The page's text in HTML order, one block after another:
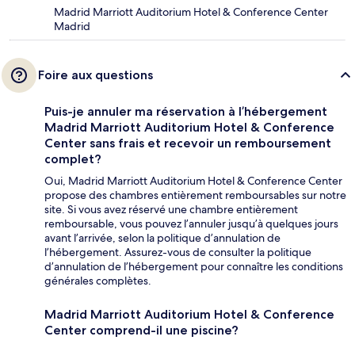
Madrid Marriott Auditorium Hotel & Conference Center
Madrid
Foire aux questions
Puis-je annuler ma réservation à l’hébergement
Madrid Marriott Auditorium Hotel & Conference
Center sans frais et recevoir un remboursement
complet?
Oui, Madrid Marriott Auditorium Hotel & Conference Center
propose des chambres entièrement remboursables sur notre
site. Si vous avez réservé une chambre entièrement
remboursable, vous pouvez l’annuler jusqu’à quelques jours
avant l’arrivée, selon la politique d’annulation de
l’hébergement. Assurez-vous de consulter la politique
d’annulation de l’hébergement pour connaître les conditions
générales complètes.
Madrid Marriott Auditorium Hotel & Conference
Center comprend-il une piscine?